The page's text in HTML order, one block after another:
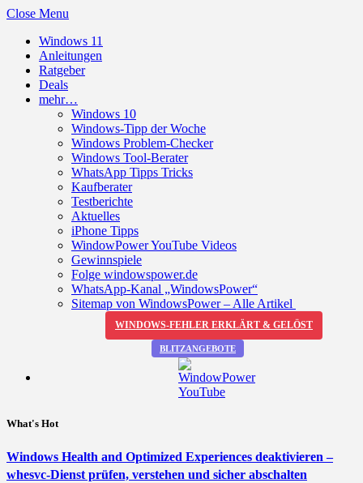
Close Menu
Windows 11
Anleitungen
Ratgeber
Deals
mehr…
Windows 10
Windows-Tipp der Woche
Windows Problem-Checker
Windows Tool-Berater
WhatsApp Tipps Tricks
Kaufberater
Testberichte
Aktuelles
iPhone Tipps
WindowPower YouTube Videos
Gewinnspiele
Folge windowspower.de
WhatsApp-Kanal „WindowsPower“
Sitemap von WindowsPower – Alle Artikel
WINDOWS-FEHLER ERKLÄRT & GELÖST
BLITZANGEBOTE
What's Hot
Windows Health and Optimized Experiences deaktivieren –
whesvc-Dienst prüfen, verstehen und sicher abschalten